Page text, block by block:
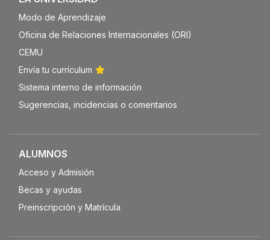
Modo de Aprendizaje
Oficina de Relaciones Internacionales (ORI)
CEMU
Envía tu currículum
Sistema interno de información
Sugerencias, incidencias o comentarios
ALUMNOS
Acceso y Admisión
Becas y ayudas
Preinscripción y Matrícula